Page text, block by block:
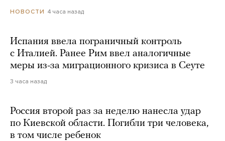
НОВОСТИ 4 часа назад
Испания ввела пограничный контроль
с Италией. Ранее Рим ввел аналогичные
меры из-за миграционного кризиса в Сеуте
3 часа назад
Россия второй раз за неделю нанесла удар
по Киевской области. Погибли три человека,
в том числе ребенок